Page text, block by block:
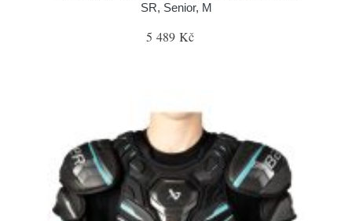
SR, Senior, M
5 489 Kč